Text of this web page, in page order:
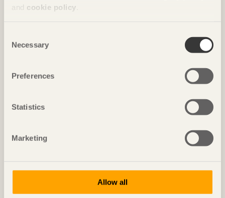
and cookie policy
Selection
Necessary
Preferences
Statistics
Marketing
Allow all
INTERVJU Boverket planerar att lansera nya